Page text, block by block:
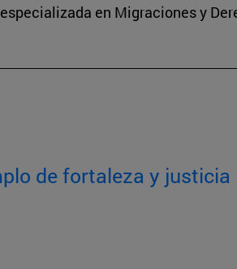
en Migraciones y
de fortaleza y justicia